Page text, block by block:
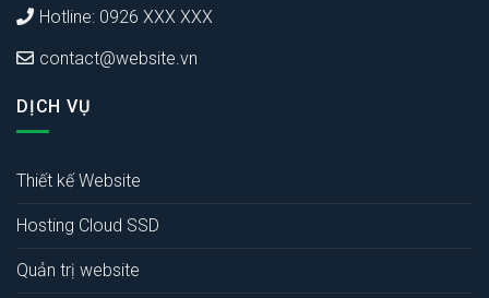
Hotline: 0926 XXX XXX
contact@website.vn
DỊCH VỤ
Thiết kế Website
Hosting Cloud SSD
Quản trị website